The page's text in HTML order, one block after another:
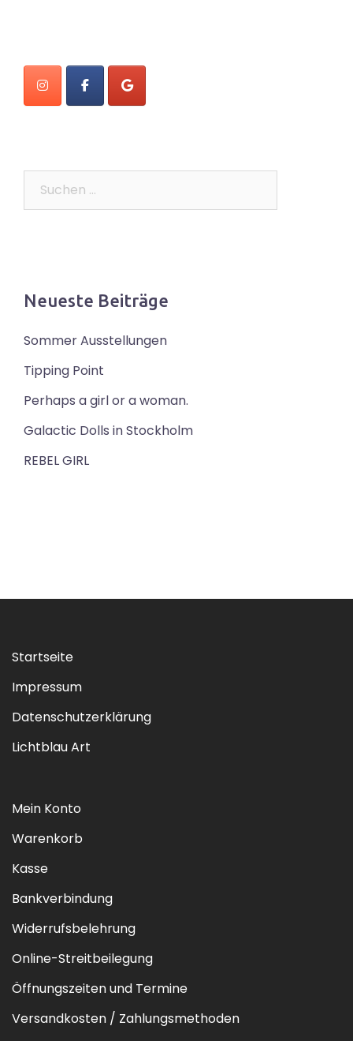
Neueste Beiträge
Sommer Ausstellungen
Tipping Point
Perhaps a girl or a woman.
Galactic Dolls in Stockholm
REBEL GIRL
Startseite
Impressum
Datenschutzerklärung
Lichtblau Art
Mein Konto
Warenkorb
Kasse
Bankverbindung
Widerrufsbelehrung
Online-Streitbeilegung
Öffnungszeiten und Termine
Versandkosten / Zahlungsmethoden